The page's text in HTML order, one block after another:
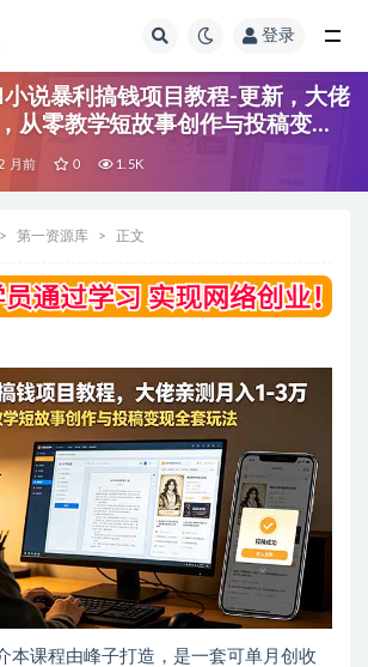
登录
小说暴利搞钱项目教程-更新，大佬
从零教学短故事创作与投稿变现
2 月前 0 1.5K
第一资源库 正文
本课程由峰子打造，是一套可单月创收